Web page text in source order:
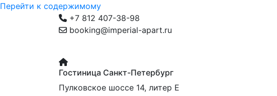
Перейти к содержимому
+7 812 407-38-98
booking@imperial-apart.ru
Гостиница Санкт-Петербург
Пулковское шоссе 14, литер Е